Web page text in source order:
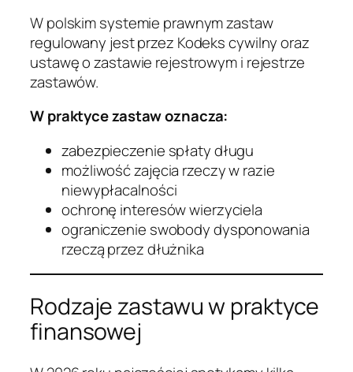
W polskim systemie prawnym zastaw
regulowany jest przez Kodeks cywilny oraz
ustawę o zastawie rejestrowym i rejestrze
zastawów.
W praktyce zastaw oznacza:
zabezpieczenie spłaty długu
możliwość zajęcia rzeczy w razie
niewypłacalności
ochronę interesów wierzyciela
ograniczenie swobody dysponowania
rzeczą przez dłużnika
Rodzaje zastawu w praktyce
finansowej